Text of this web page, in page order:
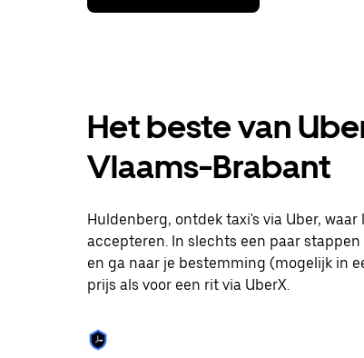
de
openen
een
datum
Druk
op
Escape
de
sluiten.
Het beste van
Vlaams-Brabant
Huldenberg, ontdek taxi's via Uber,
accepteren. In slechts een paar
en ga naar je bestemming (mogelijk in
prijs als voor een rit via UberX.